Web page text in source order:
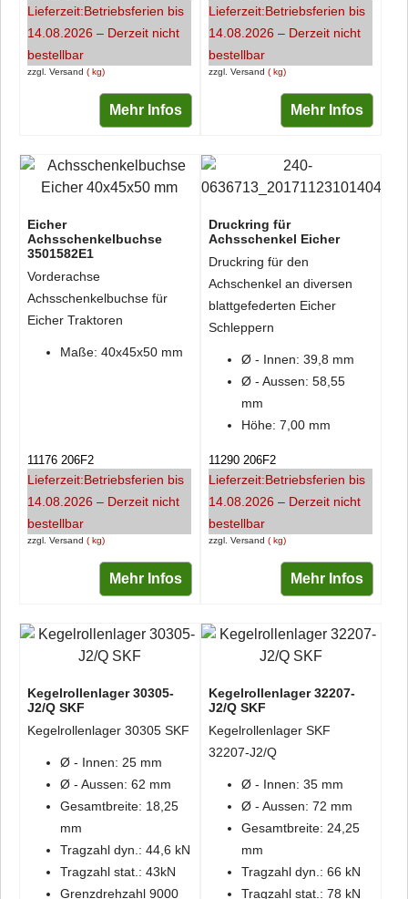
zzgl. Versand kg
Lieferzeit:Betriebsferien bis
14.08.2026 – Derzeit nicht
bestellbar
Mehr Infos
zzgl. Versand kg
Lieferzeit:Betriebsferien bis
14.08.2026 – Derzeit nicht
bestellbar
Mehr Infos
Eicher
Achsschenkelbuchse
3501582E1
Vorderachse
Achsschenkelbuchse für
Eicher Traktoren
Maße: 40x45x50 mm
zzgl. Versand kg
11176 206F2
Lieferzeit:Betriebsferien bis
14.08.2026 – Derzeit nicht
bestellbar
Mehr Infos
Druckring für
Achsschenkel Eicher
Druckring für den
Achschenkel an diversen
blattgefederten Eicher
Schleppern
Ø - Innen: 39,8 mm
Ø - Aussen: 58,55
mm
Höhe: 7,00 mm
zzgl. Versand kg
11290 206F2
Lieferzeit:Betriebsferien bis
14.08.2026 – Derzeit nicht
bestellbar
Mehr Infos
Kegelrollenlager 30305-
J2/Q SKF
Kegelrollenlager 30305 SKF
Ø - Innen: 25 mm
Ø - Aussen: 62 mm
Gesamtbreite: 18,25
mm
Tragzahl dyn.: 44,6 kN
Tragzahl stat.: 43kN
Grenzdrehzahl 9000
Kegelrollenlager 32207-
J2/Q SKF
Kegelrollenlager SKF
32207-J2/Q
Ø - Innen: 35 mm
Ø - Aussen: 72 mm
Gesamtbreite: 24,25
mm
Tragzahl dyn.: 66 kN
Tragzahl stat.: 78 kN